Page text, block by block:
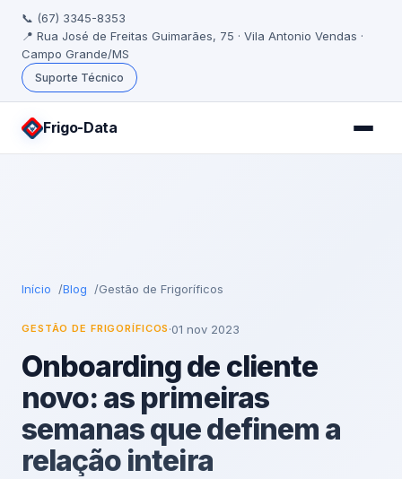
📞 (67) 3345-8353
📍 Rua José de Freitas Guimarães, 75 · Vila Antonio Vendas ·
Campo Grande/MS
Suporte Técnico
Frigo-Data
Início Blog Gestão de Frigoríficos
GESTÃO DE FRIGORÍFICOS ·01 nov 2023
Onboarding de cliente
novo: as primeiras
semanas que definem a
relação inteira